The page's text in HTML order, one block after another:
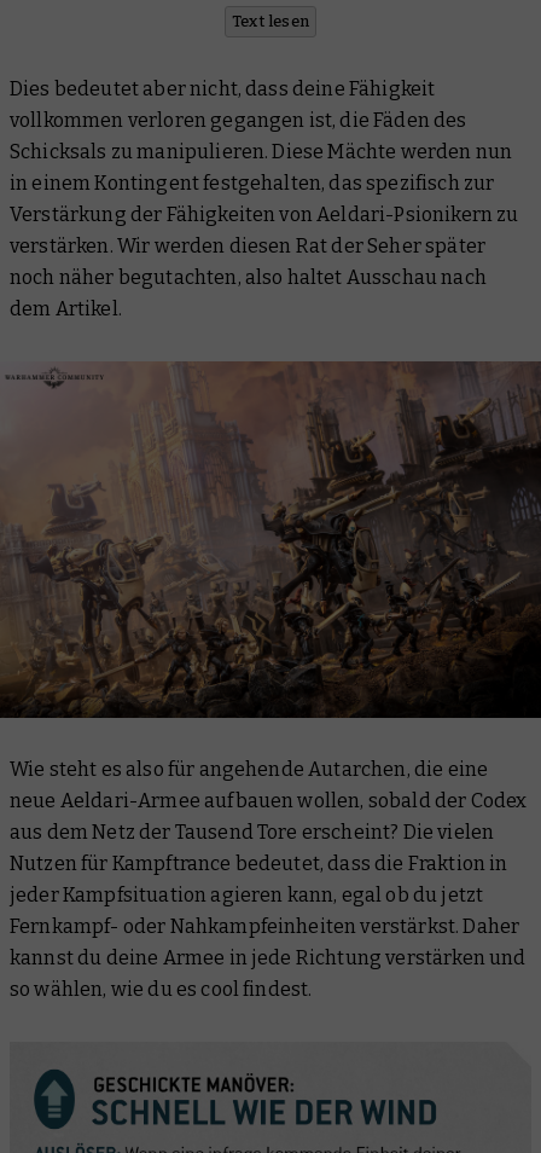
Text lesen
Dies bedeutet aber nicht, dass deine Fähigkeit
vollkommen verloren gegangen ist, die Fäden des
Schicksals zu manipulieren. Diese Mächte werden nun
in einem Kontingent festgehalten, das spezifisch zur
Verstärkung der Fähigkeiten von Aeldari-Psionikern zu
verstärken. Wir werden diesen Rat der Seher später
noch näher begutachten, also haltet Ausschau nach
dem Artikel.
Wie steht es also für angehende Autarchen, die eine
neue Aeldari-Armee aufbauen wollen, sobald der Codex
aus dem Netz der Tausend Tore erscheint? Die vielen
Nutzen für Kampftrance bedeutet, dass die Fraktion in
jeder Kampfsituation agieren kann, egal ob du jetzt
Fernkampf- oder Nahkampfeinheiten verstärkst. Daher
kannst du deine Armee in jede Richtung verstärken und
so wählen, wie du es cool findest.